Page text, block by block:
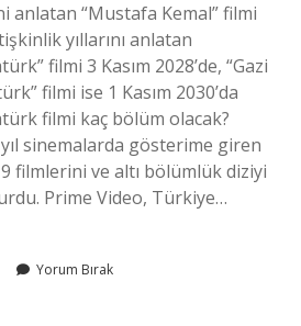
anlatan “Mustafa Kemal” filmi
yıllarını anlatan
filmi 3 Kasım 2028’de, “Gazi
filmi ise 1 Kasım 2030’da
filmi kaç bölüm olacak?
sinemalarda gösterime giren
filmlerini ve altı bölümlük diziyi
Prime Video, Türkiye…
Yorum Bırak